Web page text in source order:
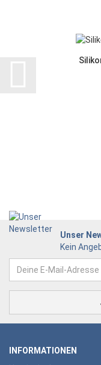
Unser
Kein
INFORMATIONEN